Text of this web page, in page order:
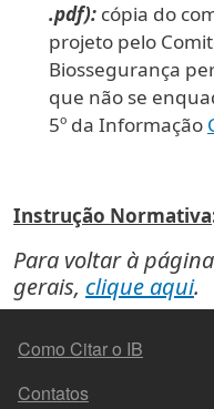
.pdf): cópia do
projeto pelo
Biossegurança
que não se
5º da Informação
Instrução Normativa
Para voltar à
gerais, clique aqui.
MENU DO RODAPÉ
Como Citar o IB
Contatos